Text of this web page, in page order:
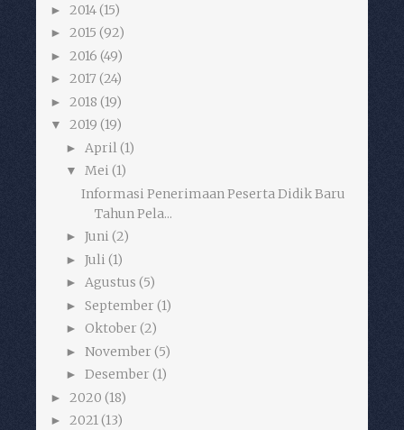
► 2014(15)
► 2015 (92)
► 2016 (49)
► 2017 (24)
► 2018 (19)
▼ 2019 (19)
► April (1)
▼ Mei (1)
Informasi Penerimaan Peserta Didik Baru
Tahun Pela...
► Juni (2)
► Juli (1)
► Agustus (5)
► September (1)
► Oktober (2)
► November (5)
► Desember (1)
► 2020 (18)
► 2021(13)